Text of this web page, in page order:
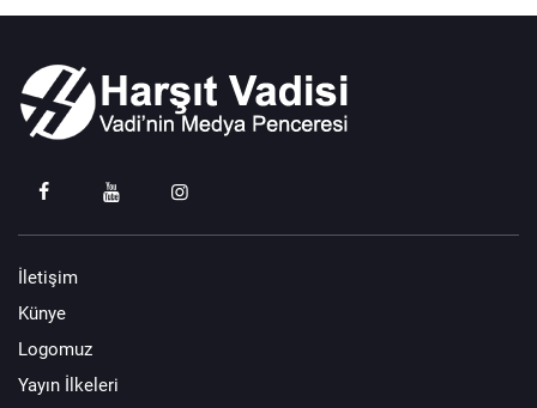
İletişim
Künye
Logomuz
Yayın İlkeleri